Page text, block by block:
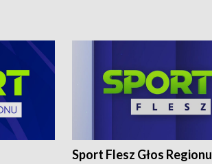
Sport Flesz Głos Regionu